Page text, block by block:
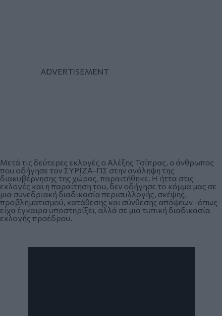
Μετά τις δεύτερες εκλογές ο Αλέξης Τσίπρας, ο άνθρωπος
που οδήγησε τον ΣΥΡΙΖΑ-ΠΣ στην ανάληψη της
διακυβέρνησης της χώρας, παραιτήθηκε. Η ήττα στις
εκλογές και η παραίτηση του, δεν οδήγησε το κόμμα μας σε
μια συνεδριακή διαδικασία περισυλλογής, σκέψης,
προβληματισμού, κατάθεσης και σύνθεσης απόψεων -όπως
είχα έγκαιρα υποστηρίξει, αλλά σε μια τυπική διαδικασία
εκλογής προέδρου.